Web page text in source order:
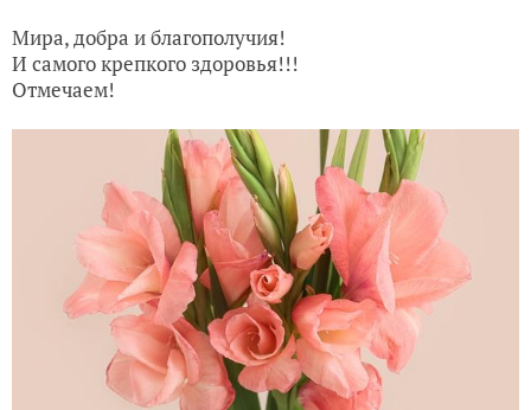
Мира, добра и благополучия!
И самого крепкого здоровья!!!
Отмечаем!